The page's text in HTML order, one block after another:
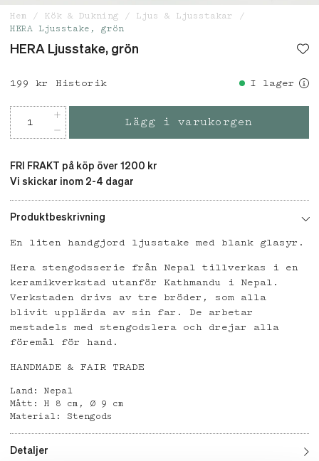
Hem Kök & Dukning
Ljus & Ljusstakar
HERA Ljusstake, grön
HERA Ljusstake, grön
Pris : 199 kr
199 kr Historik I lager
Lägg i varukorgen
FRI FRAKT på köp över 1200 kr
Vi skickar inom 2-4 dagar
Produktbeskrivning
En liten handgjord ljusstake med blank glasyr.
Hera stengodsserie från Nepal tillverkas i en
keramikverkstad utanför Kathmandu i Nepal.
Verkstaden drivs av tre bröder, som alla
blivit upplärda av sin far. De arbetar
mestadels med stengodslera och drejar alla
föremål för hand.
HANDMADE & FAIR TRADE
Land: Nepal
Mått: H 8 cm, Ø 9 cm
Material: Stengods
Detaljer